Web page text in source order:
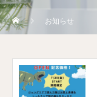
お知らせ